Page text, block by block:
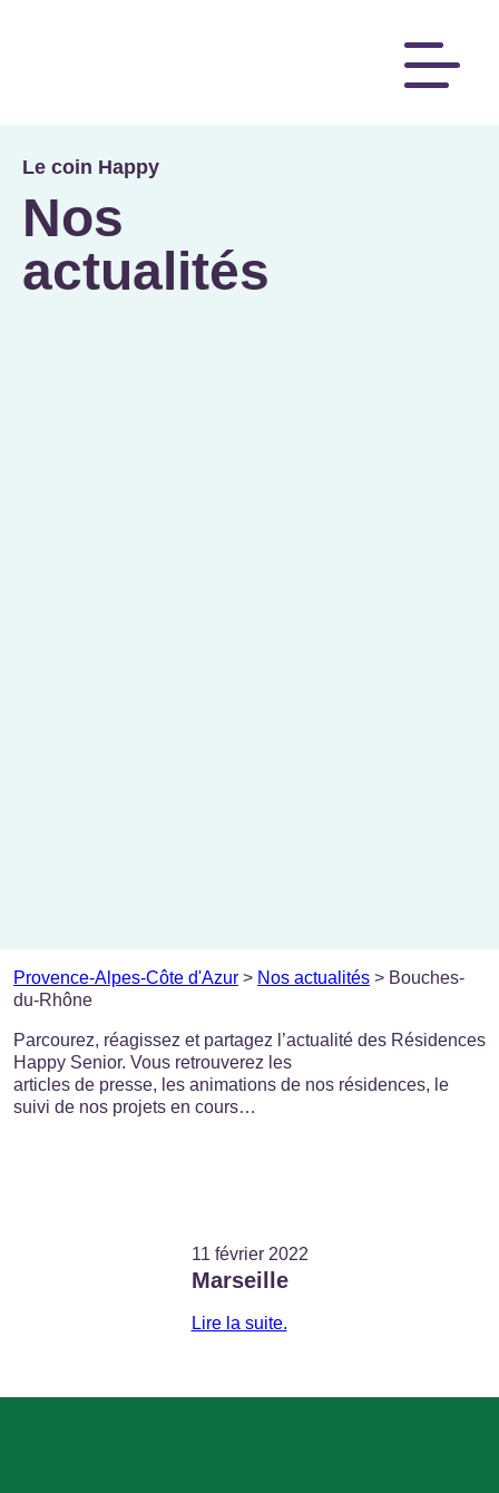
Le coin Happy
Nos
actualités
Provence-Alpes-Côte d'Azur > Nos actualités > Bouches-
du-Rhône
Parcourez, réagissez et partagez l’actualité des Résidences
Happy Senior. Vous retrouverez les
articles de presse, les animations de nos résidences, le
suivi de nos projets en cours…
11 février 2022
Marseille
Lire la suite.